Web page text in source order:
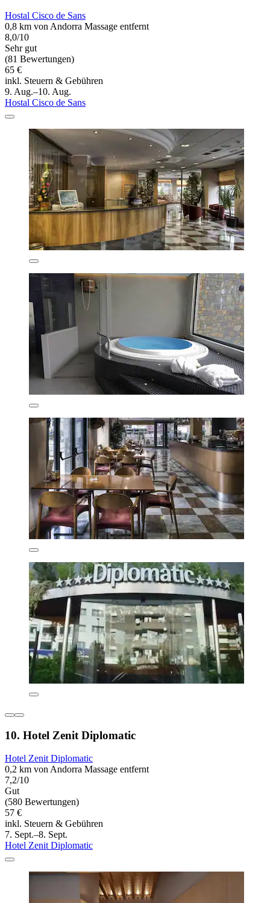
Hostal Cisco de Sans
0,8 km von Andorra Massage entfernt
8,0/10
Sehr gut
(81 Bewertungen)
65 €
inkl. Steuern & Gebühren
9. Aug.–10. Aug.
Hostal Cisco de Sans
10. Hotel Zenit Diplomatic
Hotel Zenit Diplomatic
0,2 km von Andorra Massage entfernt
7,2/10
Gut
(580 Bewertungen)
57 €
inkl. Steuern & Gebühren
7. Sept.–8. Sept.
Hotel Zenit Diplomatic